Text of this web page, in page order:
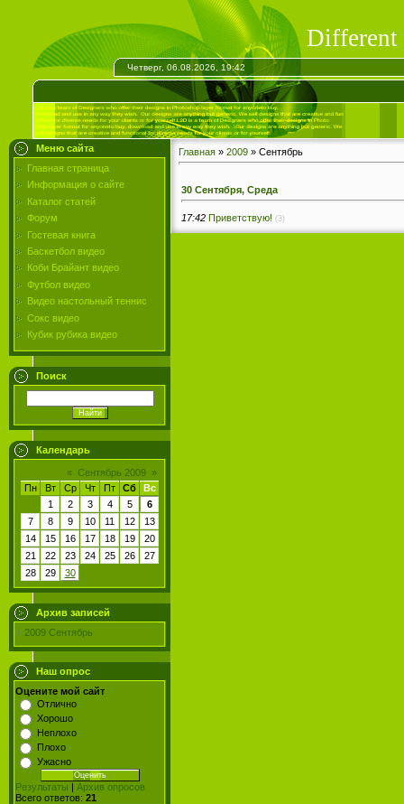
Different
Четверг, 06.08.2026, 19:42
Меню сайта
Главная страница
Информация о сайте
Каталог статей
Форум
Гостевая книга
Баскетбол видео
Коби Брайант видео
Футбол видео
Видео настольный теннис
Сокс видео
Кубик рубика видео
Поиск
Календарь
« Сентябрь 2009 »
Пн
Вт Ср Чт Пт Сб
Вс
1
2 3 4 5
6
7
8 9 10 11 12
13
14
15 16 17 18 19
20
21
22 23 24 25 26
27
28
29 30
Архив записей
2009 Сентябрь
Наш опрос
Оцените мой сайт
Отлично
Хорошо
Неплохо
Плохо
Ужасно
Результаты | Архив опросов
Всего ответов: 21
Главная » 2009 » Сентябрь
30 Сентября, Среда
17:42 Приветствую! (3)